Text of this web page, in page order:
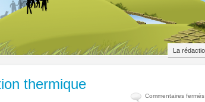
La
thermique
Commentaires fermés